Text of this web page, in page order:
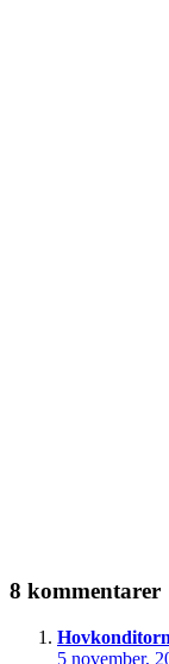
8 kommentarer
Hovkonditorn
5 november,